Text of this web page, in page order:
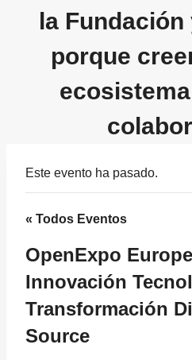
la Fundación
porque
Este evento ha pasado.
« Todos Eventos
OpenExpo
Innovación
Transformación
Source